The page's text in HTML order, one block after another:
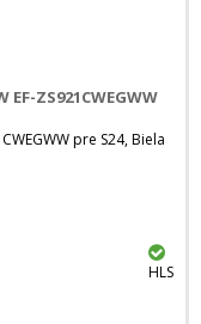
EF-ZS921CWEGWW
pre S24, Biela
HLS